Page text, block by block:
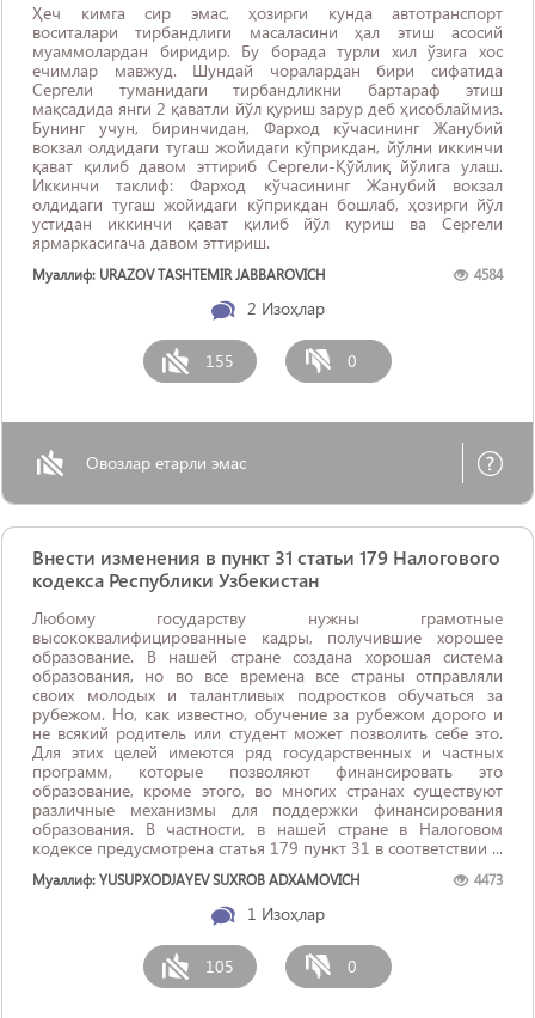
Ҳеч кимга сир эмас, ҳозирги кунда автотранспорт
воситалари тирбандлиги масаласини ҳал этиш асосий
муаммолардан биридир. Бу борада турли хил ўзига хос
ечимлар мавжуд. Шундай чоралардан бири сифатида
Сергели туманидаги тирбандликни бартараф этиш
мақсадида янги 2 қаватли йўл қуриш зарур деб ҳисоблаймиз.
Бунинг учун, биринчидан, Фарход кўчасининг Жанубий
вокзал олдидаги тугаш жойидаги кўприкдан, йўлни иккинчи
қават қилиб давом эттириб Сергели-Қўйлиқ йўлига улаш.
Иккинчи таклиф: Фарход кўчасининг Жанубий вокзал
олдидаги тугаш жойидаги кўприкдан бошлаб, ҳозирги йўл
устидан иккинчи қават қилиб йўл қуриш ва Сергели
ярмаркасигача давом эттириш.
Муаллиф: URAZOV TASHTEMIR JABBAROVICH 4584
2 Изоҳлар
155 0
Овозлар етарли эмас
Внести изменения в пункт 31 статьи 179 Налогового
кодекса Республики Узбекистан
Любому государству нужны грамотные
высококвалифицированные кадры, получившие хорошее
образование. В нашей стране создана хорошая система
образования, но во все времена все страны отправляли
своих молодых и талантливых подростков обучаться за
рубежом. Но, как известно, обучение за рубежом дорого и
не всякий родитель или студент может позволить себе это.
Для этих целей имеются ряд государственных и частных
программ, которые позволяют финансировать это
образование, кроме этого, во многих странах существуют
различные механизмы для поддержки финансирования
образования. В частности, в нашей стране в Налоговом
кодексе предусмотрена статья 179 пункт 31 в соответствии ...
Муаллиф: YUSUPXODJAYEV SUXROB ADXAMOVICH 4473
1 Изоҳлар
105 0